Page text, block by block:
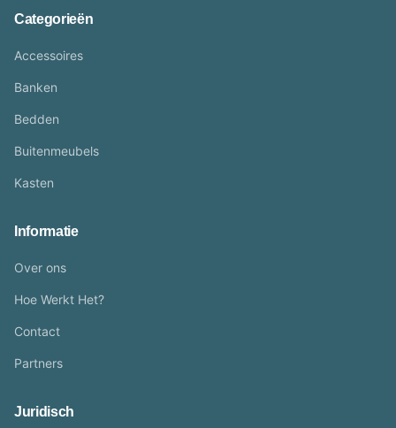
Categorieën
Accessoires
Banken
Bedden
Buitenmeubels
Kasten
Informatie
Over ons
Hoe Werkt Het?
Contact
Partners
Juridisch